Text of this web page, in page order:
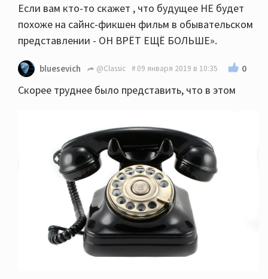
Если вам кто-то скажет , что будущее НЕ будет
похоже на сайнс-фикшен фильм в обывательском
представлении - ОН ВРЁТ ЕЩЁ БОЛЬШЕ».
bluesevich @Classic 09 января 2019 в 10:35 0
Скорее труднее было представить, что в этом